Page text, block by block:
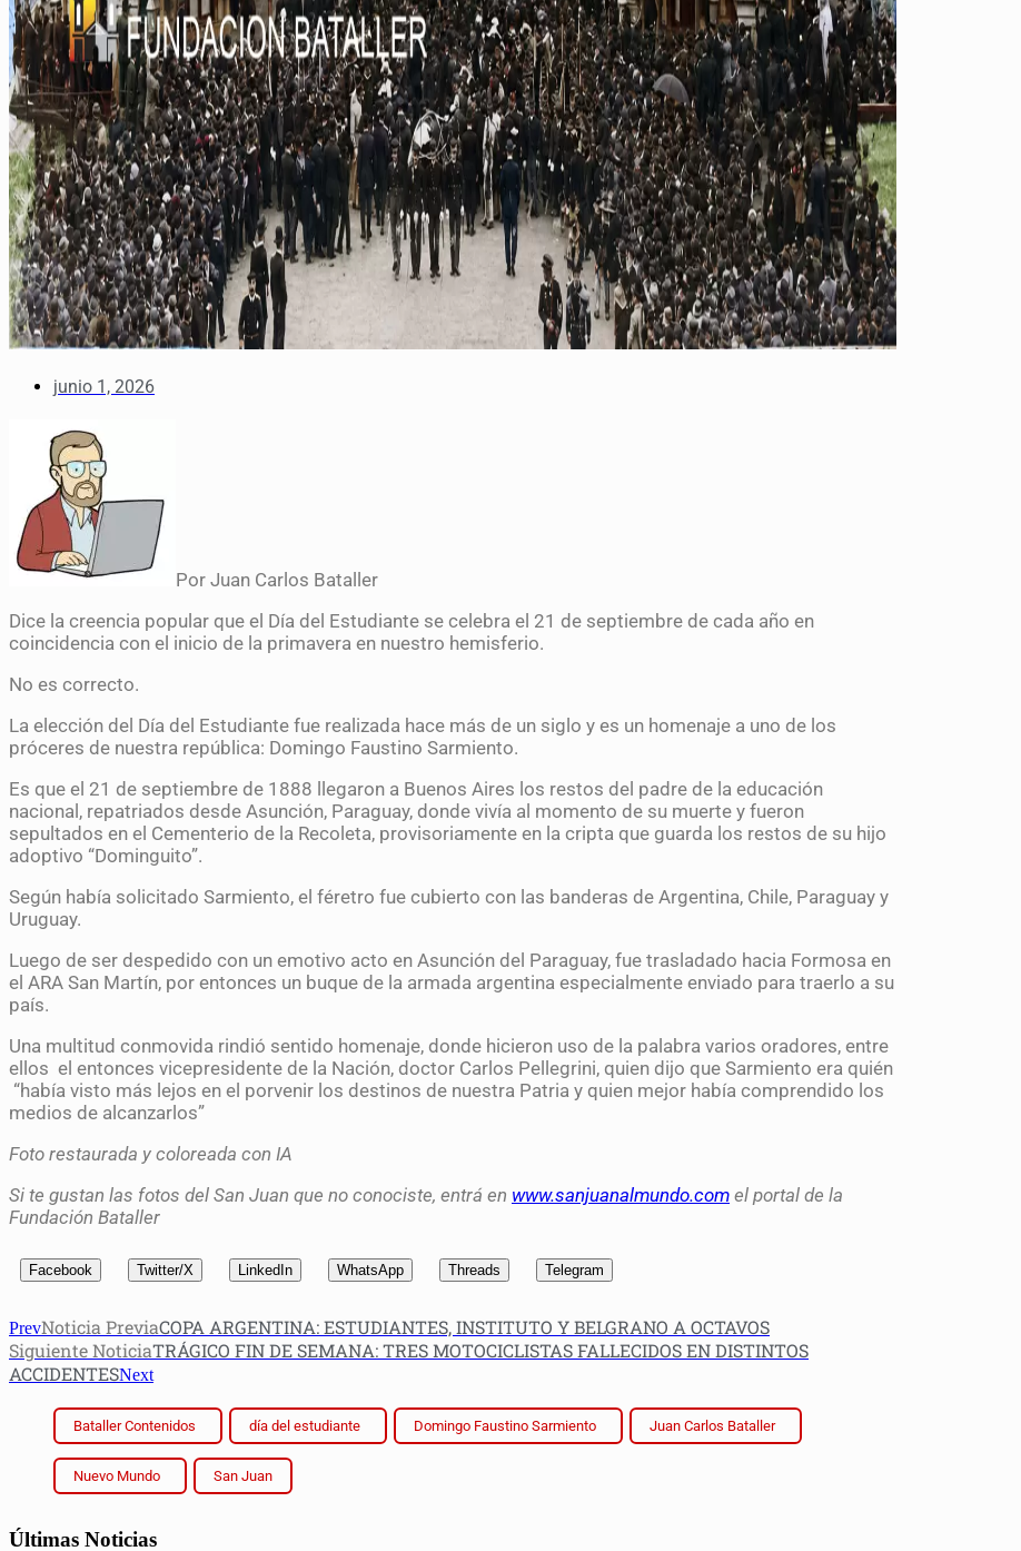
junio 1, 2026
Por Juan Carlos Bataller
Dice la creencia popular que el Día del Estudiante se celebra el 21 de septiembre de cada año en
coincidencia con el inicio de la primavera en nuestro hemisferio.
No es correcto.
La elección del Día del Estudiante fue realizada hace más de un siglo y es un homenaje a uno de los
próceres de nuestra república: Domingo Faustino Sarmiento.
Es que el 21 de septiembre de 1888 llegaron a Buenos Aires los restos del padre de la educación
nacional, repatriados desde Asunción, Paraguay, donde vivía al momento de su muerte y fueron
sepultados en el Cementerio de la Recoleta, provisoriamente en la cripta que guarda los restos de su hijo
adoptivo “Dominguito”.
Según había solicitado Sarmiento, el féretro fue cubierto con las banderas de Argentina, Chile, Paraguay y
Uruguay.
Luego de ser despedido con un emotivo acto en Asunción del Paraguay, fue trasladado hacia Formosa en
el ARA San Martín, por entonces un buque de la armada argentina especialmente enviado para traerlo a su
país.
Una multitud conmovida rindió sentido homenaje, donde hicieron uso de la palabra varios oradores, entre
ellos el entonces vicepresidente de la Nación, doctor Carlos Pellegrini, quien dijo que Sarmiento era quién
“había visto más lejos en el porvenir los destinos de nuestra Patria y quien mejor había comprendido los
medios de alcanzarlos”
Foto restaurada y coloreada con IA
Si te gustan las fotos del San Juan que no conociste, entrá en www.sanjuanalmundo.com el portal de la
Fundación Bataller
Facebook Twitter/X LinkedIn WhatsApp Threads Telegram
PrevNoticia PreviaCOPA ARGENTINA: ESTUDIANTES, INSTITUTO Y BELGRANO A OCTAVOS
Siguiente NoticiaTRÁGICO FIN DE SEMANA: TRES MOTOCICLISTAS FALLECIDOS EN DISTINTOS
ACCIDENTESNext
Bataller Contenidos día del estudiante Domingo Faustino Sarmiento Juan Carlos Bataller
Nuevo Mundo San Juan
Últimas Noticias